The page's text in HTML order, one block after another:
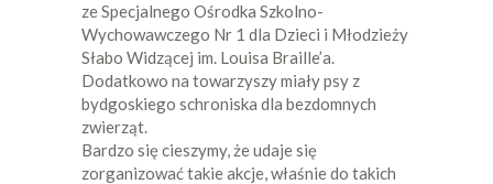
ze Specjalnego Ośrodka Szkolno-
Wychowawczego Nr 1 dla Dzieci i Młodzieży
Słabo Widzącej im. Louisa Braille’a.
Dodatkowo na towarzyszy miały psy z
bydgoskiego schroniska dla bezdomnych
zwierząt.
Bardzo się cieszymy, że udaje się
zorganizować takie akcje, właśnie do takich